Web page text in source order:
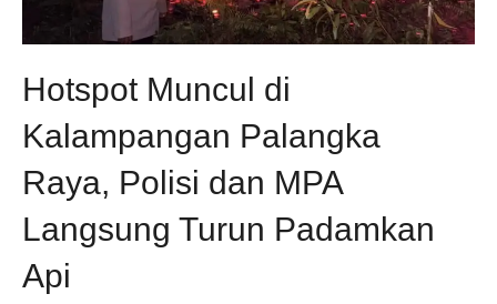
Hotspot Muncul di
Kalampangan Palangka
Raya, Polisi dan MPA
Langsung Turun Padamkan
Api